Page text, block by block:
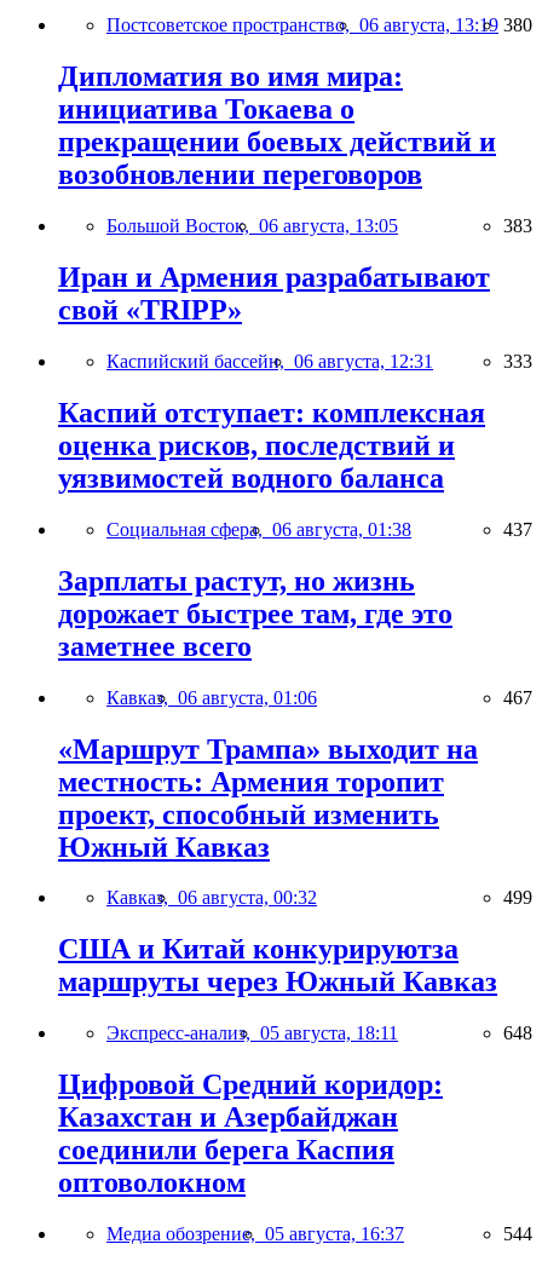
Постсоветское пространство, 06 августа, 13:19 380
Дипломатия во имя мира:
инициатива Токаева о
прекращении боевых действий и
возобновлении переговоров
Большой Восток, 06 августа, 13:05 383
Иран и Армения разрабатывают
свой «TRIPP»
Каспийский бассейн, 06 августа, 12:31 333
Каспий отступает: комплексная
оценка рисков, последствий и
уязвимостей водного баланса
Социальная сфера, 06 августа, 01:38 437
Зарплаты растут, но жизнь
дорожает быстрее там, где это
заметнее всего
Кавказ, 06 августа, 01:06 467
«Маршрут Трампа» выходит на
местность: Армения торопит
проект, способный изменить
Южный Кавказ
Кавказ, 06 августа, 00:32 499
США и Китай конкурируютза
маршруты через Южный Кавказ
Экспресс-анализ, 05 августа, 18:11 648
Цифровой Средний коридор:
Казахстан и Азербайджан
соединили берега Каспия
оптоволокном
Медиа обозрение, 05 августа, 16:37 544